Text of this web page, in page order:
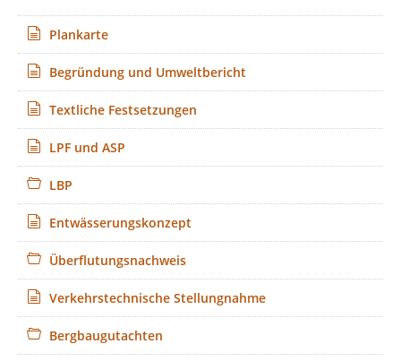
Plankarte
Begründung und Umweltbericht
Textliche Festsetzungen
LPF und ASP
LBP
Entwässerungskonzept
Überflutungsnachweis
Verkehrstechnische Stellungnahme
Bergbaugutachten